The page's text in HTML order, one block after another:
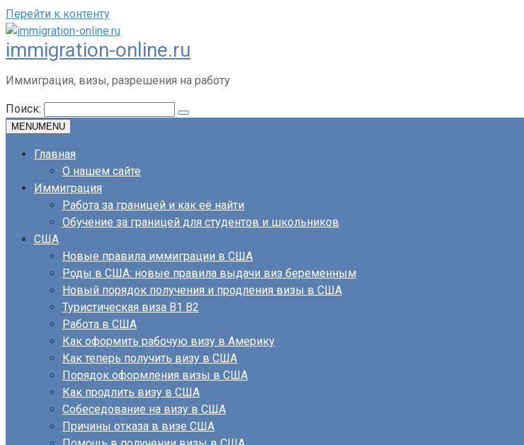
Перейти к контенту
immigration-online.ru
Иммиграция, визы, разрешения на работу
Поиск:
MENUMENU
Главная
О нашем сайте
Иммиграция
Работа за границей и как её найти
Обучение за границей для студентов и школьников
США
Новые правила иммиграции в США
Роды в США: новые правила выдачи виз беременным
Новый порядок получения и продления визы в США
Туристическая виза B1 B2
Работа в США
Как оформить рабочую визу в Америку
Как теперь получить визу в США
Порядок оформления визы в США
Как продлить визу в США
Собеседование на визу в США
Причины отказа в визе США